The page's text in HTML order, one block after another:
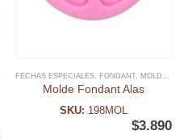
,FECHAS ESPECIALES, FONDANT
FECHAS ESPECIALES FONDANT MOLDE FONDANT
Molde Fondant Alas
SKU: 198MOL
$3.890